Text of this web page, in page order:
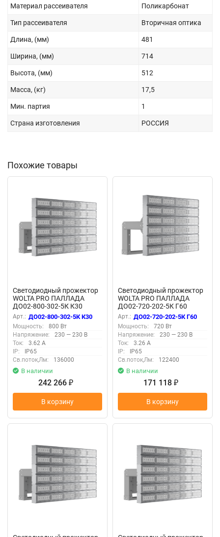
Материал рассеивателя Поликарбонат
Тип рассеивателя Вторичная оптика
Длина, (мм) 481
Ширина, (мм) 714
Высота, (мм) 512
Масса, (кг) 17,5
Мин. партия 1
Страна изготовления РОССИЯ
Похожие товары
Светодиодный прожектор
WOLTA PRO ПАЛЛАДА
ДО02-800-302-5К К30
Прозрачный
Арт.: ДО02-800-302-5К К30
Мощность:
800 Вт
Напряжение:
230 — 230 В
Ток:
3.62 А
IP:
IP65
Св.поток,Лм:
136000
В наличии
242 266 ₽
В корзину
Светодиодный прожектор
WOLTA PRO ПАЛЛАДА
ДО02-720-202-5К Г60
Прозрачный
Арт.: ДО02-720-202-5К Г60
Мощность:
720 Вт
Напряжение:
230 — 230 В
Ток:
3.26 А
IP:
IP65
Св.поток,Лм:
122400
В наличии
171 118 ₽
В корзину